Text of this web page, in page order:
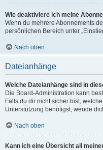
Wie deaktiviere ich meine
Wenn du mehrere Abonnements
persönlichen Bereich unter
Nach oben
Dateianhänge
Welche Dateianhänge sind in
Die Board-Administration kann
Falls du dir nicht sicher bist,
Unterstützung benötigst, wende
Nach oben
Kann ich eine Übersicht all